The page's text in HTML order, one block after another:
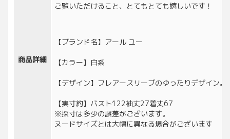
商品詳細
ご覧いただけること、とてもとても嬉しいです！
【ブランド名】アール ユー
【カラー】白系
【デザイン】フレアースリーブのゆったりデザイン♪
【実寸約】バスト122袖丈27着丈67
※採寸は多少の誤差がございます。
ヌードサイズとは大幅に異なる場合がございます